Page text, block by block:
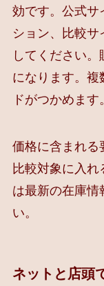
効です。公式サ
ション、比較
してください
になります。複
ドがつかめます。
価格に含まれる
比較対象に入
は最新の在庫情
い。
ネットと店頭